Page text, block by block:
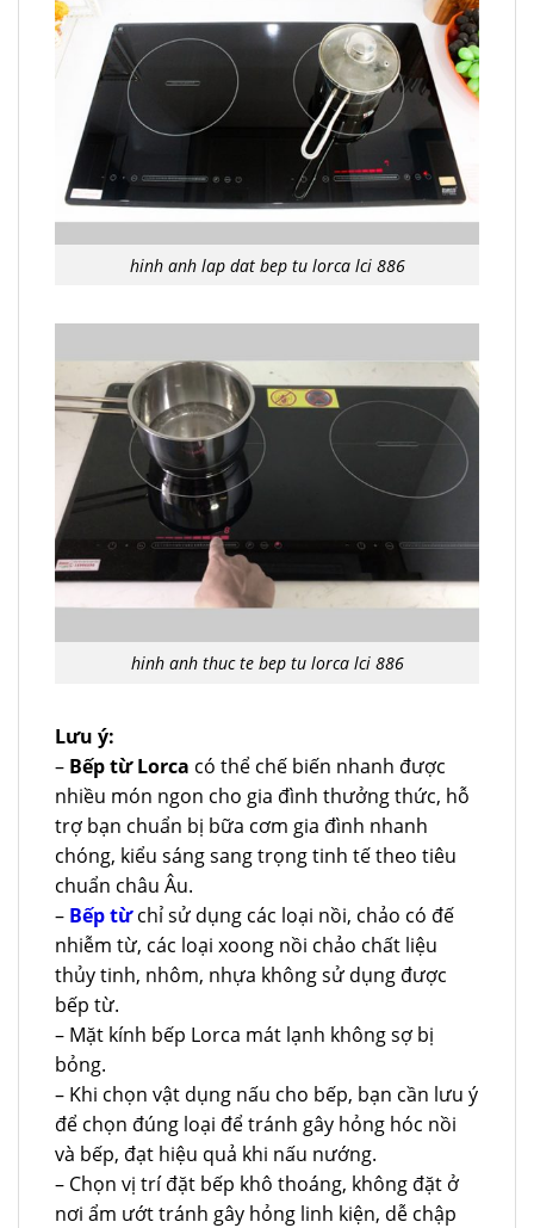
hinh anh lap dat bep tu lorca lci 886
hinh anh thuc te bep tu lorca lci 886
Lưu ý:
– Bếp từ Lorca có thể chế biến nhanh được
nhiều món ngon cho gia đình thưởng thức, hỗ
trợ bạn chuẩn bị bữa cơm gia đình nhanh
chóng, kiểu sáng sang trọng tinh tế theo tiêu
chuẩn châu Âu.
– Bếp từchỉ sử dụng các loại nồi, chảo có đế
nhiễm từ, các loại xoong nồi chảo chất liệu
thủy tinh, nhôm, nhựa không sử dụng được
bếp từ.
– Mặt kính bếp Lorca mát lạnh không sợ bị
bỏng.
– Khi chọn vật dụng nấu cho bếp, bạn cần lưu ý
để chọn đúng loại để tránh gây hỏng hóc nồi
và bếp, đạt hiệu quả khi nấu nướng.
– Chọn vị trí đặt bếp khô thoáng, không đặt ở
nơi ẩm ướt tránh gây hỏng linh kiện, dễ chập